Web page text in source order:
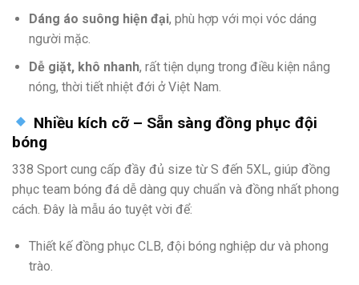
Dáng áo suông hiện đại, phù hợp với mọi vóc dáng
người mặc.
Dễ giặt, khô nhanh, rất tiện dụng trong điều kiện nắng
nóng, thời tiết nhiệt đới ở Việt Nam.
Nhiều kích cỡ – Sẵn sàng đồng phục đội
bóng
338 Sport cung cấp đầy đủ size từ S đến 5XL, giúp đồng
phục team bóng đá dễ dàng quy chuẩn và đồng nhất phong
cách. Đây là mẫu áo tuyệt vời để:
Thiết kế đồng phục CLB, đội bóng nghiệp dư và phong
trào.